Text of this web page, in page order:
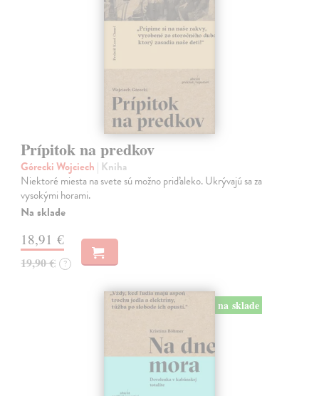
Prípitok na predkov
Górecki Wojciech | Kniha
Niektoré miesta na svete sú možno priďaleko. Ukrývajú sa za
vysokými horami.
Na sklade
18,91 €
19,90 € ?
na sklade